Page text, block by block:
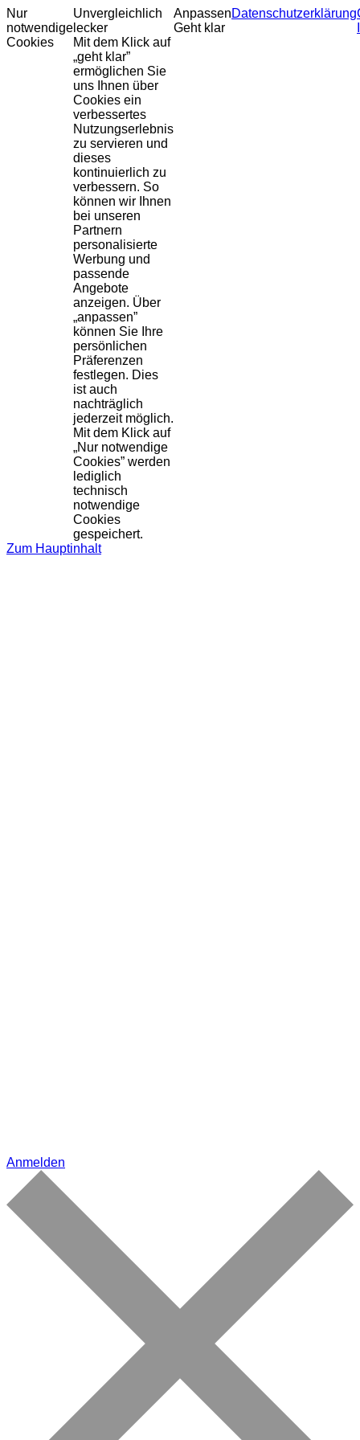
Nur
notwendige
Cookies
Unvergleichlich
lecker
Mit dem Klick auf
„geht klar”
ermöglichen Sie
uns Ihnen über
Cookies ein
verbessertes
Nutzungserlebnis
zu servieren und
dieses
kontinuierlich zu
verbessern. So
können wir Ihnen
bei unseren
Partnern
personalisierte
Werbung und
passende
Angebote
anzeigen. Über
„anpassen”
können Sie Ihre
persönlichen
Präferenzen
festlegen. Dies
ist auch
nachträglich
jederzeit möglich.
Mit dem Klick auf
„Nur notwendige
Cookies” werden
lediglich
technisch
notwendige
Cookies
gespeichert.
Anpassen
Geht klar
Datenschutzerklärung
Zum Hauptinhalt
Anmelden